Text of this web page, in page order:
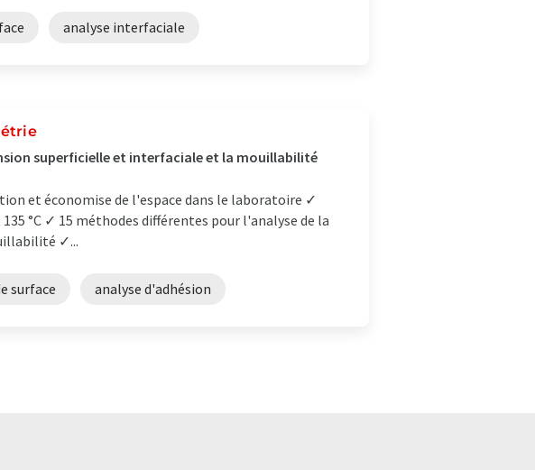
analyse interfaciale
superficielle et interfaciale et la mouillabilité
et économise de l'espace dans le laboratoire ✓
°C ✓ 15 méthodes différentes pour l'analyse de la
✓...
surface analyse d'adhésion